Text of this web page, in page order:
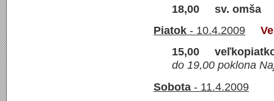
18,00 sv. omša
Piatok - 10.4.2009
15,00
do 19,00 poklona
Sobota - 11.4.2009